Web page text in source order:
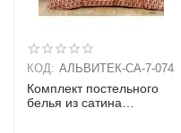
КОД: АЛЬВИТЕК-CA-7-074
Комплект постельного
белья из сатина